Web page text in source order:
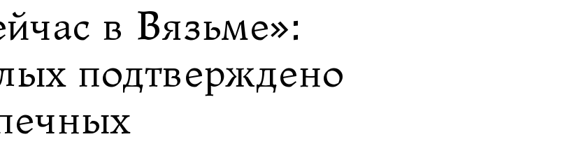
в Вязьме»:
подтверждено